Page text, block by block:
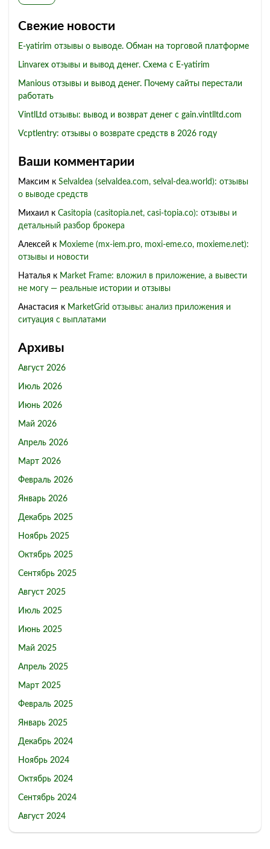
Свежие новости
E-yatirim отзывы о выводе. Обман на торговой платформе
Linvarex отзывы и вывод денег. Схема с E-yatirim
Manious отзывы и вывод денег. Почему сайты перестали
работать
VintlLtd отзывы: вывод и возврат денег с gain.vintlltd.com
Vcptlentry: отзывы о возврате средств в 2026 году
Ваши комментарии
Максим к Selvaldea (selvaldea.com, selval-dea.world): отзывы
о выводе средств
Михаил к Casitopia (casitopia.net, casi-topia.co): отзывы и
детальный разбор брокера
Алексей к Moxieme (mx-iem.pro, moxi-eme.co, moxieme.net):
отзывы и новости
Наталья к Market Frame: вложил в приложение, а вывести
не могу — реальные истории и отзывы
Анастасия к MarketGrid отзывы: анализ приложения и
ситуация с выплатами
Архивы
Август 2026
Июль 2026
Июнь 2026
Май 2026
Апрель 2026
Март 2026
Февраль 2026
Январь 2026
Декабрь 2025
Ноябрь 2025
Октябрь 2025
Сентябрь 2025
Август 2025
Июль 2025
Июнь 2025
Май 2025
Апрель 2025
Март 2025
Февраль 2025
Январь 2025
Декабрь 2024
Ноябрь 2024
Октябрь 2024
Сентябрь 2024
Август 2024